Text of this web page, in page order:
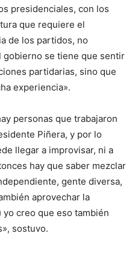
presidenciales, con los
que requiere el
de los partidos, no
se tiene que sentir
partidarias, sino que
experiencia».
personas que trabajaron
Piñera, y por lo
llegar a improvisar, ni a
hay que saber mezclar
gente diversa,
aprovechar la
creo que eso también
sostuvo.